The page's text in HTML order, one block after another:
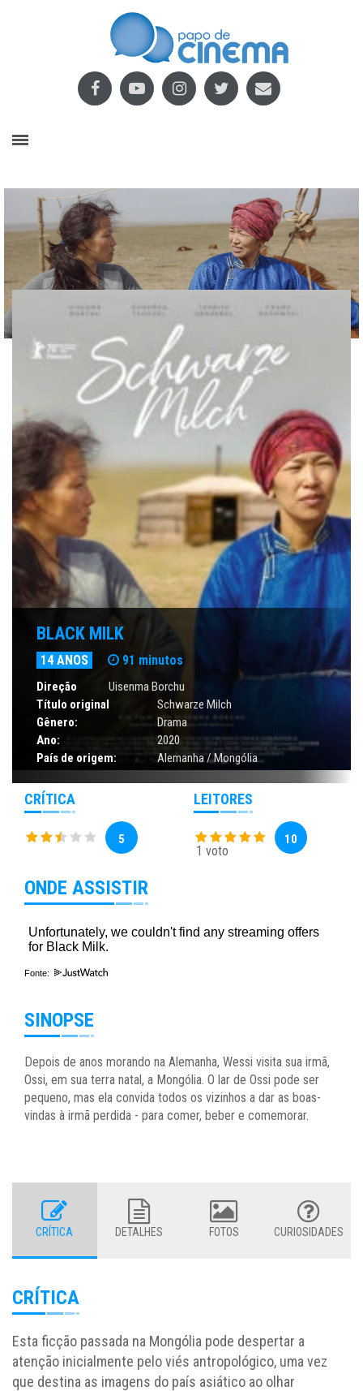
BLACK MILK
14 ANOS 91 minutos
Direção
Uisenma Borchu
Título original
Schwarze Milch
Gênero:
Drama
Ano:
2020
País de origem:
Alemanha / Mongólia
CRÍTICA
5
LEITORES
1 voto
10
ONDE ASSISTIR
Fonte:
SINOPSE
Depois de anos morando na Alemanha, Wessi visita sua irmã,
Ossi, em sua terra natal, a Mongólia. O lar de Ossi pode ser
pequeno, mas ela convida todos os vizinhos a dar as boas-
vindas à irmã perdida - para comer, beber e comemorar.
CRÍTICA DETALHES FOTOS CURIOSIDADES
CRÍTICA
Esta ficção passada na Mongólia pode despertar a
atenção inicialmente pelo viés antropológico, uma vez
que destina as imagens do país asiático ao olhar